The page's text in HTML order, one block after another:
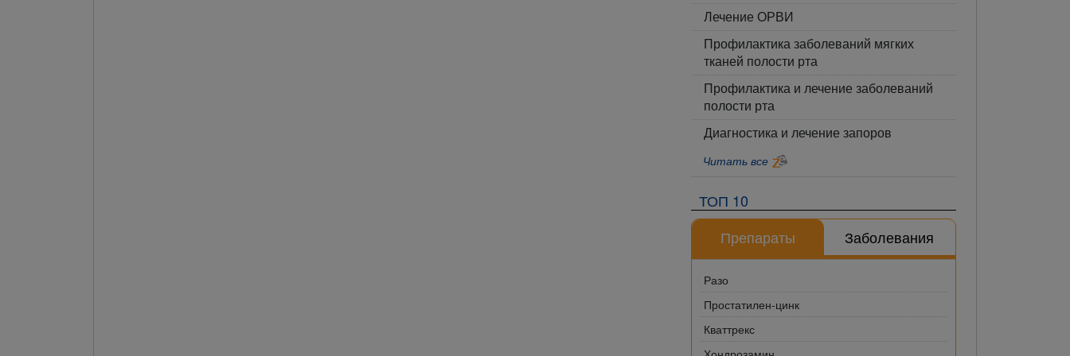
Лечение ОРВИ
Профилактика заболеваний мягких
тканей полости рта
Профилактика и лечение заболеваний
полости рта
Диагностика и лечение запоров
Читать все
ТОП 10
Препараты
Заболевания
Разо
Простатилен-цинк
Кваттрекс